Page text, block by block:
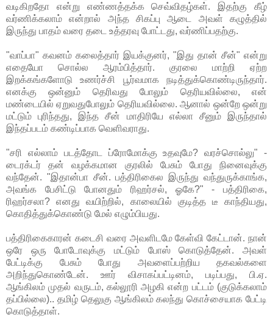
வடிகிறதோ என்று எண்ணத்தக்க செவ்விதழ்கள். இதற்கு கீழ்
வர்ணிக்கலாம் என்றால் அந்த சிகப்பு ஆடை அவள் கழுத்தில்
இருந்து பாதம் வரை தடை உத்தரவு போட்டது, வர்ணிப்பதற்கு.
"வாப்பா" கவனம் கலைத்தார் இயக்குனர், "இது தான் சீன்" என்று
எதையோ சொல்ல ஆரம்பித்தார். குரலை மாற்றி ஏற்ற
இறக்கங்களோடு உணர்ச்சி பூர்வமாக நடித்துக்கொண்டிருந்தார்.
எனக்கு ஒன்னும் தெரிவது போலும் தெரியவில்லை, என்
மண்டையில் ஏறுவதுபோலும் தெரியவில்லை. ஆனால் ஒன்றே ஒன்று
மட்டும் புரிந்தது, இந்த சீன் மாதிரியே எல்லா சீனும் இருந்தால்
இந்தப்படம் கண்டிப்பாக வெளிவராது.
"சரி எல்லாம் படத்தோட ப்ரோமோக்கு உதவுமே? வரச்சொல்லு" -
டைரக்டர் தன் வழக்கமான குரலில் பேசும் போது நினைவுக்கு
வந்தேன். "இதான்பா சீன். பத்திரிகைல இருந்து வந்துருக்காங்க,
அவங்க பேசிட்டு போனதும் ரிஹர்சல், ஓகே?" - பத்திரிகை,
ரிஹர்சலா? எனது வயிற்றில், காலையில் குடித்த டீ காந்தியது,
கொதித்துக்கொண்டு மேல் எழும்பியது.
பத்திரிகைகாரன் கடைசி வரை அவளிடமே கேள்வி கேட்டான். நான்
ஒரே ஒரு போடோவுக்கு மட்டும் போஸ் கொடுத்தேன். அவள்
பேட்டிக்கு பேசும் போது அவளைப்பற்றிய தகவல்களை
அறிந்துகொண்டேன். ஊர் விசாகப்பட்டினம், படிப்பது, பி.ஏ.
ஆங்கிலம் முதல் வருடம், கல்லூரி அழகி என்ற பட்டம் (குடுக்கலாம்
தப்பில்லை).. தமிழ் தெலுகு ஆங்கிலம் கலந்து கொச்சையாக பேட்டி
கொடுத்தாள்.